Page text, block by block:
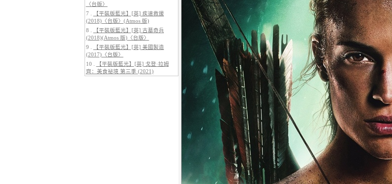
5.【平裝版藍光】[英] 阿凡達：水
之道 (2022)〈台版〉
〈台版〉
7 .
【平裝版藍光】[英] 疾速救援
(2018)〈台版〉(Atmos 版)
8 .
【平裝版藍光】[英] 古墓奇兵
(2018)(Atmos 版)〈台版〉
9 .
【平裝版藍光】[英] 美國製造
(2017)〈台版〉
10 .
【平裝版藍光】[英] 戈登·拉姆
齊：美食祕境 第三季 (2021)